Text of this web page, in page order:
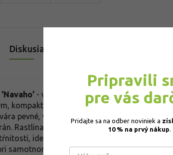
Diskusia
- veľmi obľúbená a vysoko
kompaktným rastom. Na rozdiel od
pevné, vzpriamené výhony dosahujúce
Rastlina kvitne v priebehu júna a júla
ide o beztŕňovú odrodu, čo zaisťuje
samotnom zbere. Plody sú stredne veľké,
Pripravili
pre vás
Pridajte sa na odber noviniek a
10 % na prvý nákup